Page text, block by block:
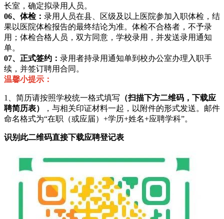
长室，确定拟录用人员。
06、 体检： 录用人员在县、区级及以上医院参加入职体检，结
果以医院体检报告的最终结论为准。体检不合格者，不予录
用；体检合格人员，双方同意，学校录用，并发送录用通知
单。
07、 正式签约： 录用者持录用通知单到校办公室办理入职手
续，并签订聘用合同。
温馨小提示：
1、简历请按照学校统一格式填写 （扫描下方二维码，下载应
聘简历表）
，与相关印证材料一起，以附件的形式发送。邮件
命名格式为“在职（或应届）+学历+姓名+应聘学科”。
识别此二维码直接下载应聘登记表